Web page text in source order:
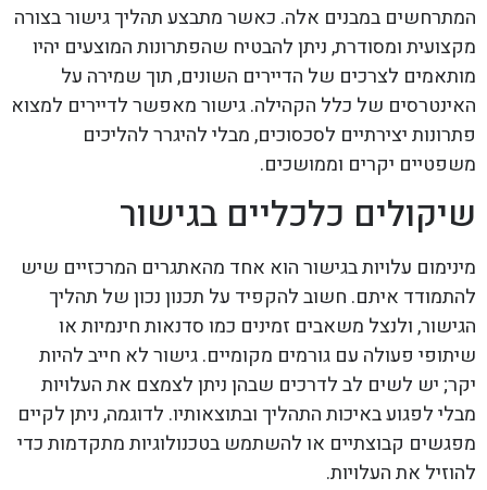
המתרחשים במבנים אלה. כאשר מתבצע תהליך גישור בצורה
מקצועית ומסודרת, ניתן להבטיח שהפתרונות המוצעים יהיו
מותאמים לצרכים של הדיירים השונים, תוך שמירה על
האינטרסים של כלל הקהילה. גישור מאפשר לדיירים למצוא
פתרונות יצירתיים לסכסוכים, מבלי להיגרר להליכים
משפטיים יקרים וממושכים.
שיקולים כלכליים בגישור
מינימום עלויות בגישור הוא אחד מהאתגרים המרכזיים שיש
להתמודד איתם. חשוב להקפיד על תכנון נכון של תהליך
הגישור, ולנצל משאבים זמינים כמו סדנאות חינמיות או
שיתופי פעולה עם גורמים מקומיים. גישור לא חייב להיות
יקר; יש לשים לב לדרכים שבהן ניתן לצמצם את העלויות
מבלי לפגוע באיכות התהליך ובתוצאותיו. לדוגמה, ניתן לקיים
מפגשים קבוצתיים או להשתמש בטכנולוגיות מתקדמות כדי
להוזיל את העלויות.